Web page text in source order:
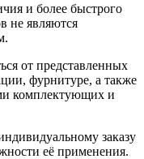
и более быстрого
не являются
от представленных
фурнитуре, а также
комплектующих и
заказу
её применения.